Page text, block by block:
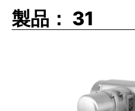
製品： 31